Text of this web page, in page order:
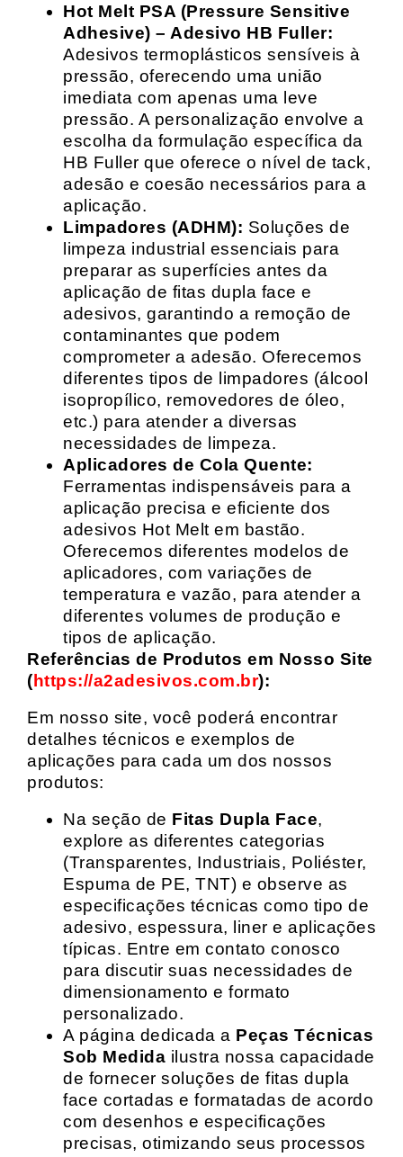
Hot Melt PSA (Pressure Sensitive
Adhesive) – Adesivo HB Fuller:
Adesivos termoplásticos sensíveis à
pressão, oferecendo uma união
imediata com apenas uma leve
pressão. A personalização envolve a
escolha da formulação específica da
HB Fuller que oferece o nível de tack,
adesão e coesão necessários para a
aplicação.
Limpadores (ADHM): Soluções de
limpeza industrial essenciais para
preparar as superfícies antes da
aplicação de fitas dupla face e
adesivos, garantindo a remoção de
contaminantes que podem
comprometer a adesão. Oferecemos
diferentes tipos de limpadores (álcool
isopropílico, removedores de óleo,
etc.) para atender a diversas
necessidades de limpeza.
Aplicadores de Cola Quente:
Ferramentas indispensáveis para a
aplicação precisa e eficiente dos
adesivos Hot Melt em bastão.
Oferecemos diferentes modelos de
aplicadores, com variações de
temperatura e vazão, para atender a
diferentes volumes de produção e
tipos de aplicação.
Referências de Produtos em Nosso Site
(https://a2adesivos.com.br):
Em nosso site, você poderá encontrar
detalhes técnicos e exemplos de
aplicações para cada um dos nossos
produtos:
Na seção de Fitas Dupla Face,
explore as diferentes categorias
(Transparentes, Industriais, Poliéster,
Espuma de PE, TNT) e observe as
especificações técnicas como tipo de
adesivo, espessura, liner e aplicações
típicas. Entre em contato conosco
para discutir suas necessidades de
dimensionamento e formato
personalizado.
A página dedicada a Peças Técnicas
Sob Medida ilustra nossa capacidade
de fornecer soluções de fitas dupla
face cortadas e formatadas de acordo
com desenhos e especificações
precisas, otimizando seus processos